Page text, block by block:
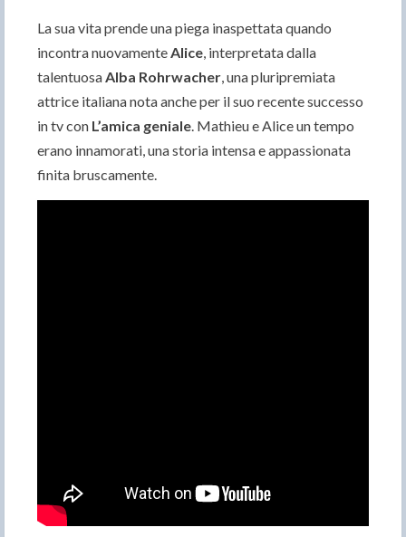
La sua vita prende una piega inaspettata quando
incontra nuovamenteAlice, interpretata dalla
talentuosaAlba Rohrwacher, una pluripremiata
attrice italiana nota anche per il suo recente successo
in tv con L’amica geniale. Mathieu e Alice un tempo
erano innamorati, una storia intensa e appassionata
finita bruscamente.